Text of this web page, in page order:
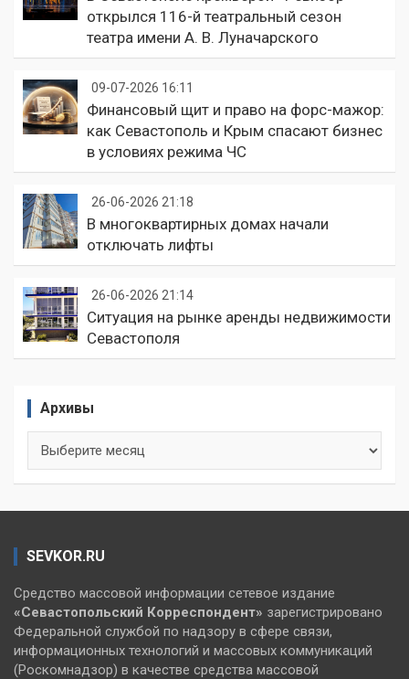
открылся 116-й театральный сезон
театра имени А. В. Луначарского
09-07-2026 16:11
Финансовый щит и право на форс-мажор:
как Севастополь и Крым спасают бизнес
в условиях режима ЧС
26-06-2026 21:18
В многоквартирных домах начали
отключать лифты
26-06-2026 21:14
Ситуация на рынке аренды недвижимости
Севастополя
Архивы
SEVKOR.RU
Средство массовой информации сетевое издание
«Севастопольский Корреспондент» зарегистрировано
Федеральной службой по надзору в сфере связи,
информационных технологий и массовых коммуникаций
(Роскомнадзор) в качестве средства массовой